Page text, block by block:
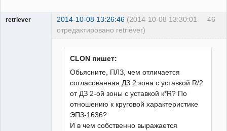
46
retriever 2014-10-08 13:26:46 (2014-10-08 13:30:01
отредактировано retriever)
CLON пишет:
Обьясните, ПЛЗ, чем отличается
согласованная ДЗ 2 зона с уставкой R/2
от ДЗ 2-ой зоны с уставкой к*R? По
отношению к круговой характеристике
ЭПЗ-1636?
И в чем собственно выражается